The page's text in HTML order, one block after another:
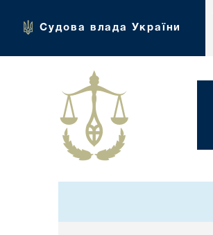
Судова влада України